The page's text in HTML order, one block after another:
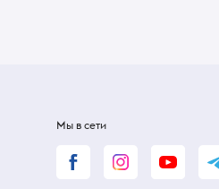
Мы в сети